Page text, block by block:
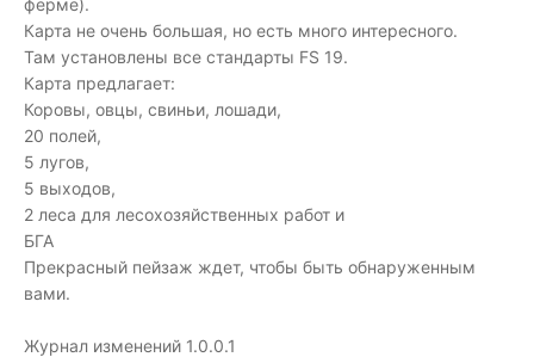
ферме).
Карта не очень большая, но есть много интересного.
Там установлены все стандарты FS 19.
Карта предлагает:
Коровы, овцы, свиньи, лошади,
20 полей,
5 лугов,
5 выходов,
2 леса для лесохозяйственных работ и
БГА
Прекрасный пейзаж ждет, чтобы быть обнаруженным
вами.
Журнал изменений 1.0.0.1